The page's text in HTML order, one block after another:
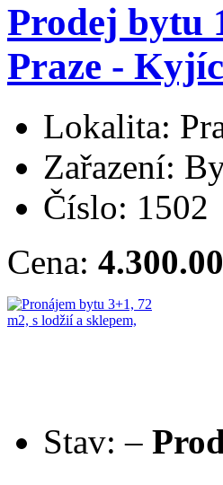
Prodej bytu
Praze -
Lokalita:
Zařazení:
Číslo: 1502
Cena:
Stav: –